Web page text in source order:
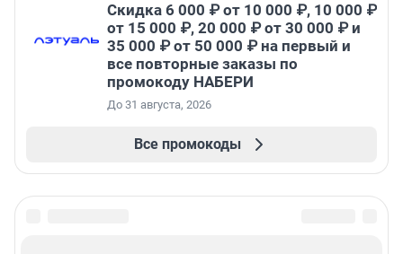
Скидка 6 000 ₽ от 10 000 ₽, 10 000 ₽
от 15 000 ₽, 20 000 ₽ от 30 000 ₽ и
35 000 ₽ от 50 000 ₽ на первый и
все повторные заказы по
промокоду НАБЕРИ
До 31 августа, 2026
Все промокоды